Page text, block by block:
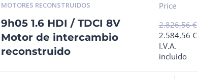
MOTORES RECONSTRUIDOS
9h05 1.6 HDI / TDCI 8V
Motor de intercambio
reconstruido
Price
2.826,56€
2.584,56 €
I.V.A.
incluido